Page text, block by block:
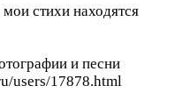
стихи находятся
и песни
users/17878.html